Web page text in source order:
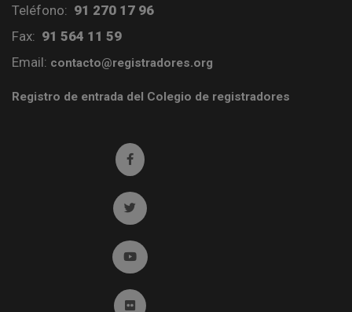
Teléfono: 91 270 17 96
Fax: 91 564 11 59
Email: contacto@registradores.org
Registro de entrada del Colegio de registradores
Ir a facebook (abre en ventana nueva)
Ir a twitter (abre en ventana nueva)
Ir a YouTube (abre en ventana nueva)
Ir a Flickr (abre en ventana nueva)